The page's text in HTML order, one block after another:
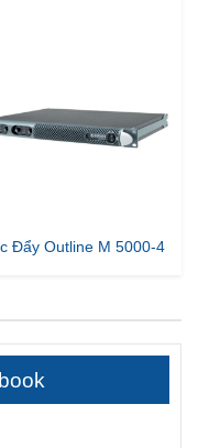
Đẩy Outline M 5000-4